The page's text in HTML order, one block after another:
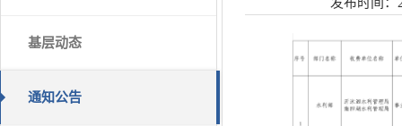
基层动态
通知公告